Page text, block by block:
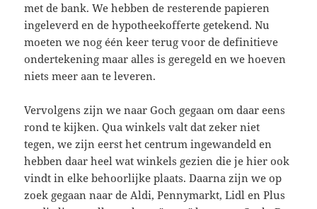
met de bank. We hebben de resterende papieren
ingeleverd en de hypotheekofferte getekend. Nu
moeten we nog één keer terug voor de definitieve
ondertekening maar alles is geregeld en we hoeven
niets meer aan te leveren.
Vervolgens zijn we naar Goch gegaan om daar eens
rond te kijken. Qua winkels valt dat zeker niet
tegen, we zijn eerst het centrum ingewandeld en
hebben daar heel wat winkels gezien die je hier ook
vindt in elke behoorlijke plaats. Daarna zijn we op
zoek gegaan naar de Aldi, Pennymarkt, Lidl en Plus